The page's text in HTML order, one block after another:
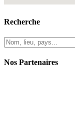
Recherche
Nos Partenaires